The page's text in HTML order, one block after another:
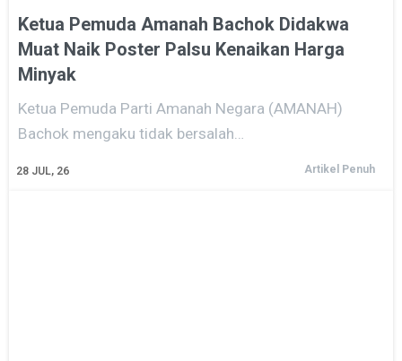
Ketua Pemuda Amanah Bachok Didakwa
Muat Naik Poster Palsu Kenaikan Harga
Minyak
28 JUL, 26
Ketua Pemuda Parti Amanah Negara (AMANAH)
Bachok mengaku tidak bersalah…
Artikel Penuh